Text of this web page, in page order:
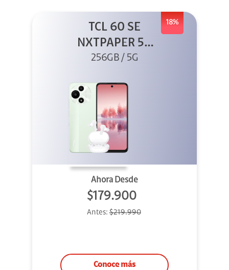
18%
TCL 60 SE
NXTPAPER 5G
256GB Verde +
256GB / 5G
Ahora Desde
$179.900
Antes:$219.990
Conoce más